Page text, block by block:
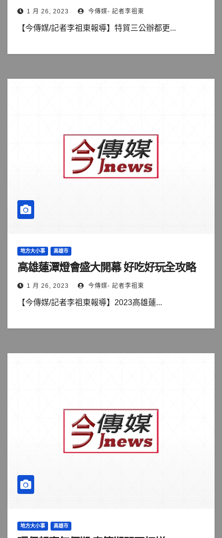
1 月 26, 2023 今傳媒- 記者李祖東
【今傳媒/記者李祖東報導】特貿三公辦都更...
地方大小事 高雄市
高雄蓮潭燈會盛大開幕 好吃好玩全攻略
1 月 26, 2023 今傳媒- 記者李祖東
【今傳媒/記者李祖東報導】2023高雄蓮...
地方大小事 高雄市